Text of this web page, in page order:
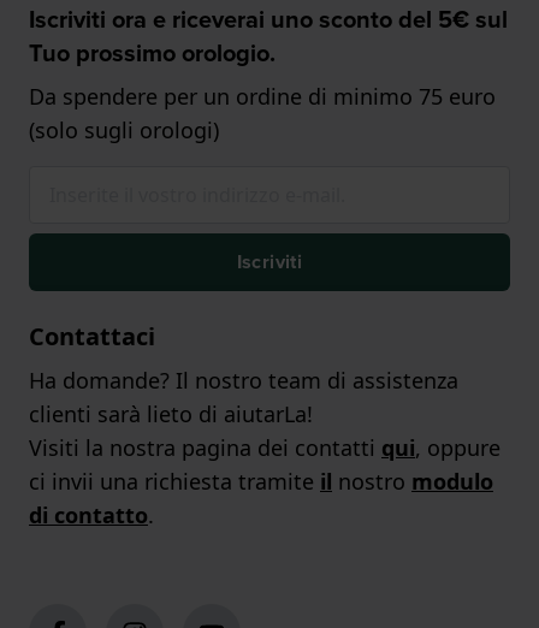
Iscriviti ora e riceverai uno sconto del 5€ sul
Tuo prossimo orologio.
Da spendere per un ordine di minimo 75 euro
(solo sugli orologi)
Iscriviti
Contattaci
Ha domande? Il nostro team di assistenza
clienti sarà lieto di aiutarLa!
Visiti la nostra pagina dei contatti qui, oppure
ci invii una richiesta tramite il nostro modulo
di contatto.